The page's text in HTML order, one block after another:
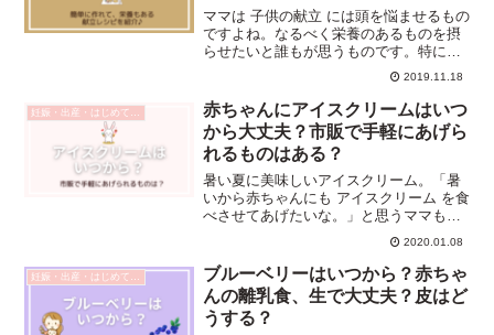
ママは 子供の献立 には頭を悩ませるもの
ですよね。なるべく栄養のあるものを摂
らせたいと誰もが思うものです。特に１
歳頃の子供たちにはそう思うものです。
私も一児の母ですが離乳食後期の頃は料
理が苦手ということもあり、献立には特
に悩んだものです。き...
2019.11.18
妊娠・出産・はじめての育児
赤ちゃんにアイスクリームはいつ
から大丈夫？市販で手軽にあげら
れるものはある？
暑い夏に美味しいアイスクリーム。「暑
いから赤ちゃんにも アイスクリーム を食
べさせてあげたいな。」と思うママもい
るでしょう。また、ママ自身は積極的に
食べさせるつもりはなくても、義理の実
家やママ友の家に遊びに行った時にすす
められたら「アイスク...
2020.01.08
妊娠・出産・はじめての育児
ブルーベリーはいつから？赤ちゃ
んの離乳食、生で大丈夫？皮はど
うする？